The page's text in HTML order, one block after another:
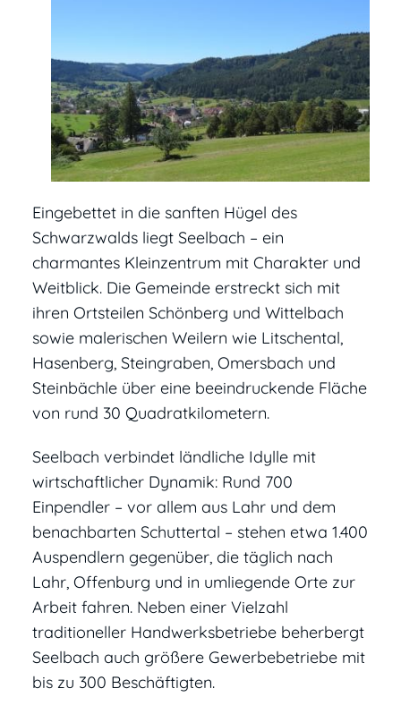
Eingebettet in die sanften Hügel des
Schwarzwalds liegt Seelbach – ein
charmantes Kleinzentrum mit Charakter und
Weitblick. Die Gemeinde erstreckt sich mit
ihren Ortsteilen Schönberg und Wittelbach
sowie malerischen Weilern wie Litschental,
Hasenberg, Steingraben, Omersbach und
Steinbächle über eine beeindruckende Fläche
von rund 30 Quadratkilometern.
Seelbach verbindet ländliche Idylle mit
wirtschaftlicher Dynamik: Rund 700
Einpendler – vor allem aus Lahr und dem
benachbarten Schuttertal – stehen etwa 1.400
Auspendlern gegenüber, die täglich nach
Lahr, Offenburg und in umliegende Orte zur
Arbeit fahren. Neben einer Vielzahl
traditioneller Handwerksbetriebe beherbergt
Seelbach auch größere Gewerbebetriebe mit
bis zu 300 Beschäftigten.